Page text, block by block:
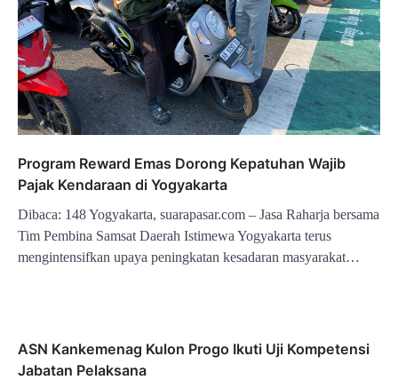
Program Reward Emas Dorong Kepatuhan Wajib
Pajak Kendaraan di Yogyakarta
Dibaca: 148 Yogyakarta, suarapasar.com – Jasa Raharja bersama
Tim Pembina Samsat Daerah Istimewa Yogyakarta terus
mengintensifkan upaya peningkatan kesadaran masyarakat…
ASN Kankemenag Kulon Progo Ikuti Uji Kompetensi
Jabatan Pelaksana